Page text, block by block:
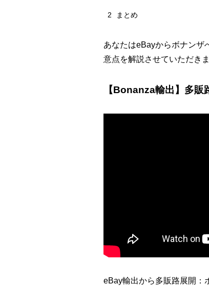
2 まとめ
あなたはeBayからボナンザ
意点を解説させていただきま
【Bonanza輸出】多
eBay輸出から多販路展開：